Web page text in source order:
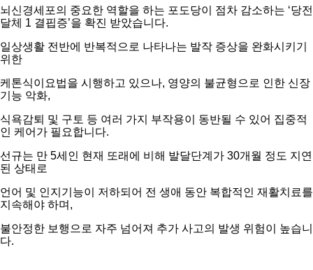
뇌신경세포의 중요한 역할을 하는 포도당이 점차 감소하는 ‘당전
달체 1 결핍증’을 확진 받았습니다.
일상생활 전반에 반복적으로 나타나는 발작 증상을 완화시키기
위한
케톤식이요법을 시행하고 있으나, 영양의 불균형으로 인한 신장
기능 악화,
식욕감퇴 및 구토 등 여러 가지 부작용이 동반될 수 있어 집중적
인 케어가 필요합니다.
선규는 만 5세인 현재 또래에 비해 발달단계가 30개월 정도 지연
된 상태로
언어 및 인지기능이 저하되어 전 생애 동안 복합적인 재활치료를
지속해야 하며,
불안정한 보행으로 자주 넘어져 추가 사고의 발생 위험이 높습니
다.